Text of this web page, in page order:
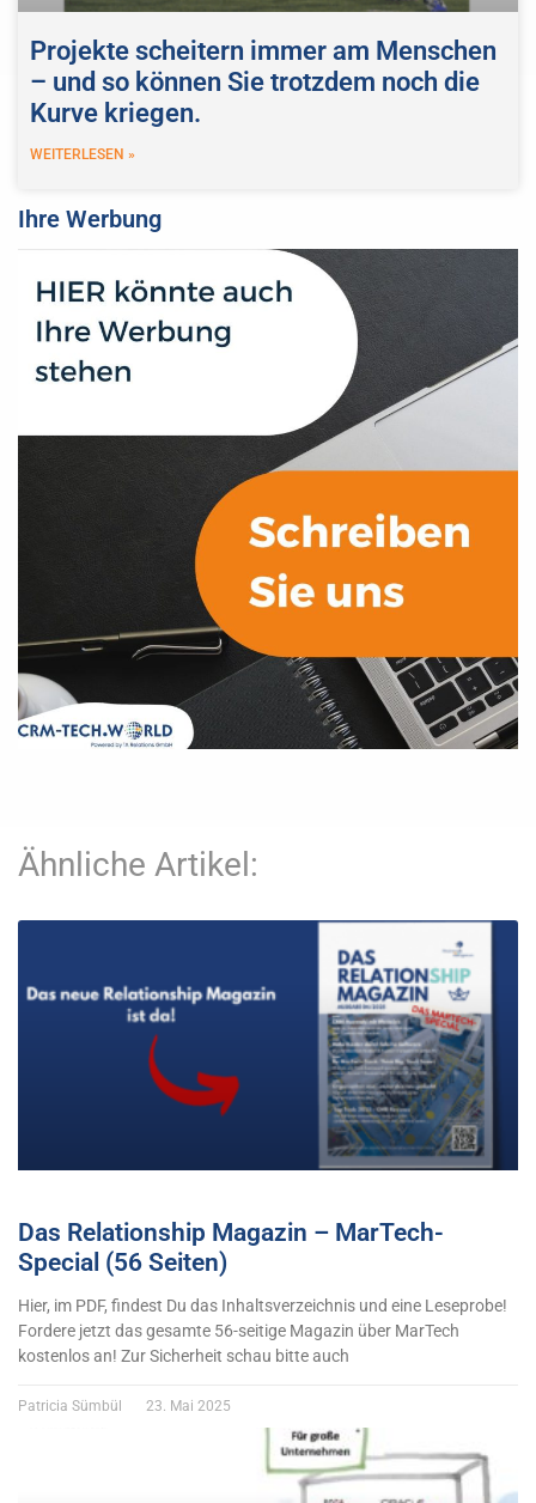
Projekte scheitern immer am Menschen
– und so können Sie trotzdem noch die
Kurve kriegen.
WEITERLESEN »
Ihre Werbung
Ähnliche Artikel:
Das Relationship Magazin – MarTech-
Special (56 Seiten)
Hier, im PDF, findest Du das Inhaltsverzeichnis und eine Leseprobe!
Fordere jetzt das gesamte 56-seitige Magazin über MarTech
kostenlos an! Zur Sicherheit schau bitte auch
Patricia Sümbül 23. Mai 2025